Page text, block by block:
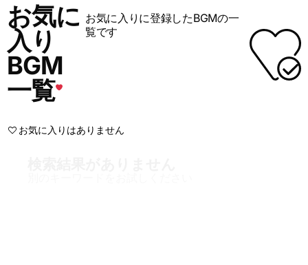
お気に
入り
BGM
一覧
お気に入りに登録したBGMの一
覧です
お気に入りはありません